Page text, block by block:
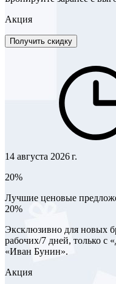
Акция
Получить скидку
14 августа 2026 г.
20%
Лучшие ценовые
20%
Эксклюзивно для новых
рабочих/7 дней, только с
«Иван Бунин».
Акция